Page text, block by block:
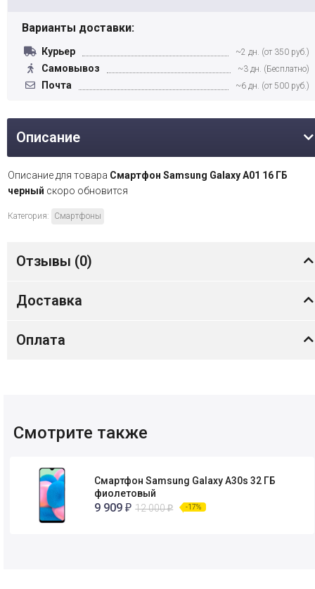
Варианты доставки:
Курьер ~2 дн. (от 350 руб.)
Самовывоз ~3 дн. (Бесплатно)
Почта ~6 дн. (от 500 руб.)
Описание
Описание для товара Смартфон Samsung Galaxy A01 16 ГБ
черный скоро обновится
Категория: Смартфоны
Отзывы (0)
Доставка
Оплата
Смотрите также
Смартфон Samsung Galaxy A30s 32 ГБ
фиолетовый
9 909₽ 12 000₽ -17%